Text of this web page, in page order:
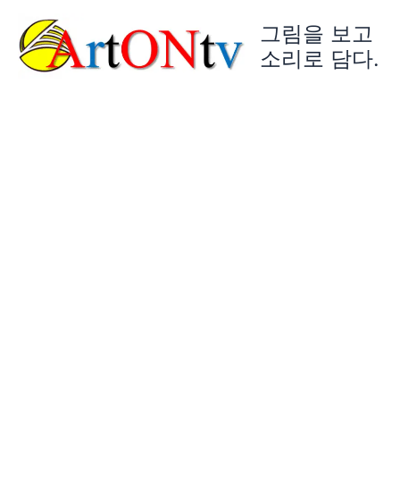
그림을 보고
소리로 담다.